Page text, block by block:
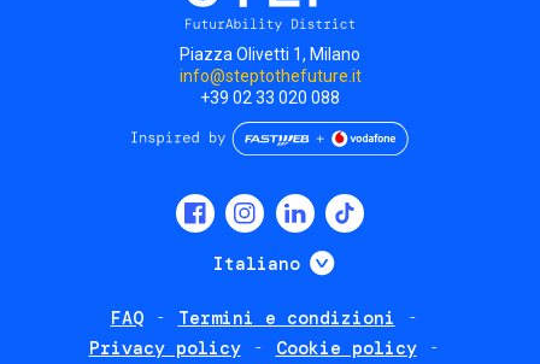
Piazza Olivetti 1, Milano
info@steptothefuture.it
+39 02 33 020 088
Italiano Mostra ulteriori
FAQ
Termini e condizioni
Privacy policy
Cookie policy